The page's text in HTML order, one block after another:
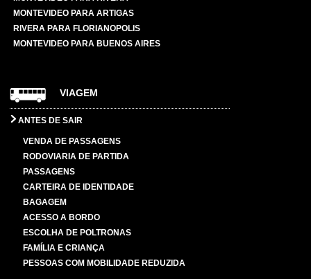
MONTEVIDEO PARA ARTIGAS
RIVERA PARA FLORIANOPOLIS
MONTEVIDEO PARA BUENOS AIRES
VIAGEM
ANTES DE SAIR
VENDA DE PASSAGENS
RODOVIARIA DE PARTIDA
PASSAGENS
CARTEIRA DE IDENTIDADE
BAGAGEM
ACESSO A BORDO
ESCOLHA DE POLTRONAS
FAMÍLIA E CRIANÇA
PESSOAS COM MOBILIDADE REDUZIDA